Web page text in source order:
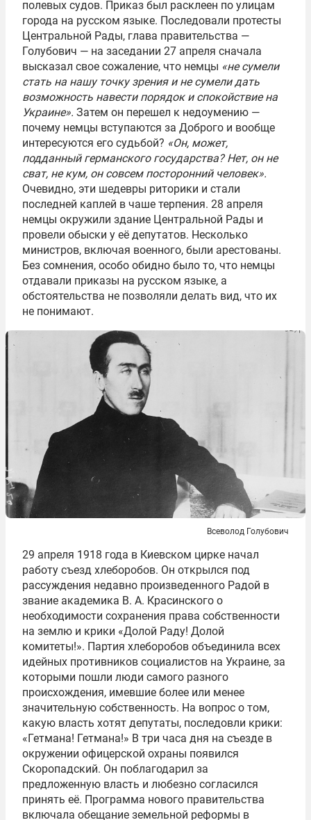
полевых судов. Приказ был расклеен по улицам
города на русском языке. Последовали протесты
Центральной Рады, глава правительства —
Голубович — на заседании 27 апреля сначала
высказал свое сожаление, что немцы «не сумели
стать на нашу точку зрения и не сумели дать
возможность навести порядок и спокойствие на
Украине». Затем он перешел к недоумению —
почему немцы вступаются за Доброго и вообще
интересуются его судьбой? «Он, может,
подданный германского государства? Нет, он не
сват, не кум, он совсем посторонний человек».
Очевидно, эти шедевры риторики и стали
последней каплей в чаше терпения. 28 апреля
немцы окружили здание Центральной Рады и
провели обыски у её депутатов. Несколько
министров, включая военного, были арестованы.
Без сомнения, особо обидно было то, что немцы
отдавали приказы на русском языке, а
обстоятельства не позволяли делать вид, что их
не понимают.
Всеволод Голубович
29 апреля 1918 года в Киевском цирке начал
работу съезд хлеборобов. Он открылся под
рассуждения недавно произведенного Радой в
звание академика В. А. Красинского о
необходимости сохранения права собственности
на землю и крики «Долой Раду! Долой
комитеты!». Партия хлеборобов объединила всех
идейных противников социалистов на Украине, за
которыми пошли люди самого разного
происхождения, имевшие более или менее
значительную собственность. На вопрос о том,
какую власть хотят депутаты, последовли крики:
«Гетмана! Гетмана!» В три часа дня на съезде в
окружении офицерской охраны появился
Скоропадский. Он поблагодарил за
предложенную власть и любезно согласился
принять её. Программа нового правительства
включала обещание земельной реформы в